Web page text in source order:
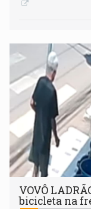
VOVÔ
bicicleta na